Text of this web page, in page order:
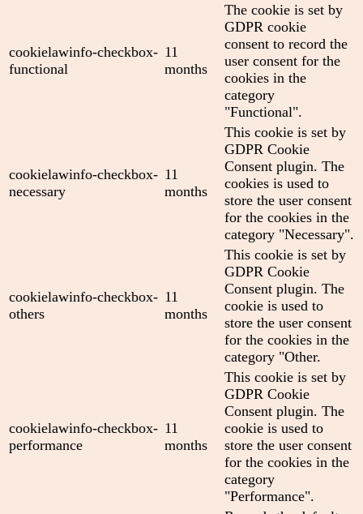
cookielawinfo-checkbox-
functional
11
months
The cookie is set by
GDPR cookie
consent to record the
user consent for the
cookies in the
category
"Functional".
cookielawinfo-checkbox-
necessary
11
months
This cookie is set by
GDPR Cookie
Consent plugin. The
cookies is used to
store the user consent
for the cookies in the
category "Necessary".
cookielawinfo-checkbox-
others
11
months
This cookie is set by
GDPR Cookie
Consent plugin. The
cookie is used to
store the user consent
for the cookies in the
category "Other.
cookielawinfo-checkbox-
performance
11
months
This cookie is set by
GDPR Cookie
Consent plugin. The
cookie is used to
store the user consent
for the cookies in the
category
"Performance".